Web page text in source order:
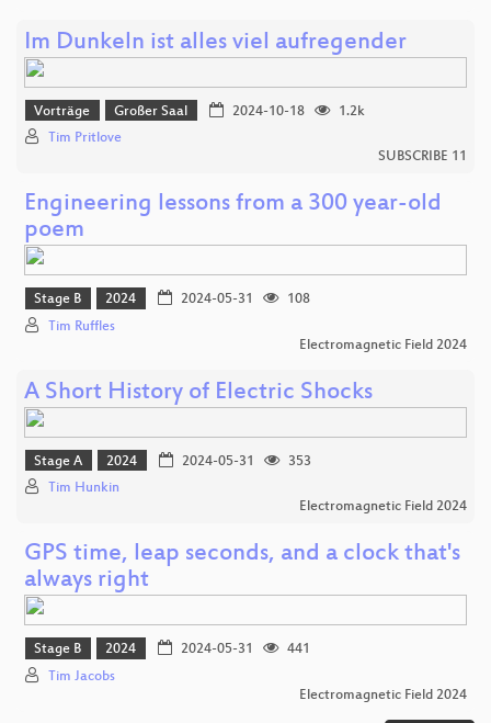
Im Dunkeln ist alles viel aufregender
Vorträge Großer Saal 2024-10-18
1.2k
Tim Pritlove
SUBSCRIBE 11
Engineering lessons from a 300 year-old
poem
Stage B 2024 2024-05-31
108
Tim Ruffles
Electromagnetic Field 2024
A Short History of Electric Shocks
Stage A 2024 2024-05-31
353
Tim Hunkin
Electromagnetic Field 2024
GPS time, leap seconds, and a clock that's
always right
Stage B 2024 2024-05-31
441
Tim Jacobs
Electromagnetic Field 2024